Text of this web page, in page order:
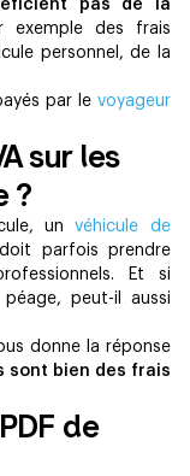
pas de la
exemple des frais
personnel, de la
par le voyageur
sur les
?
unvéhicule de
parfois prendre
Et si
peut-il aussi
donne la réponse
sont bien des frais
de